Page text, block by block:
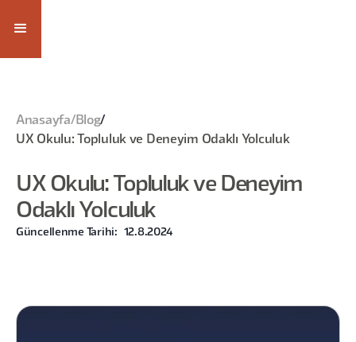
Anasayfa/ Blog/
UX Okulu: Topluluk ve Deneyim Odaklı Yolculuk
UX Okulu: Topluluk ve Deneyim
Odaklı Yolculuk
Güncellenme Tarihi: 12.8.2024